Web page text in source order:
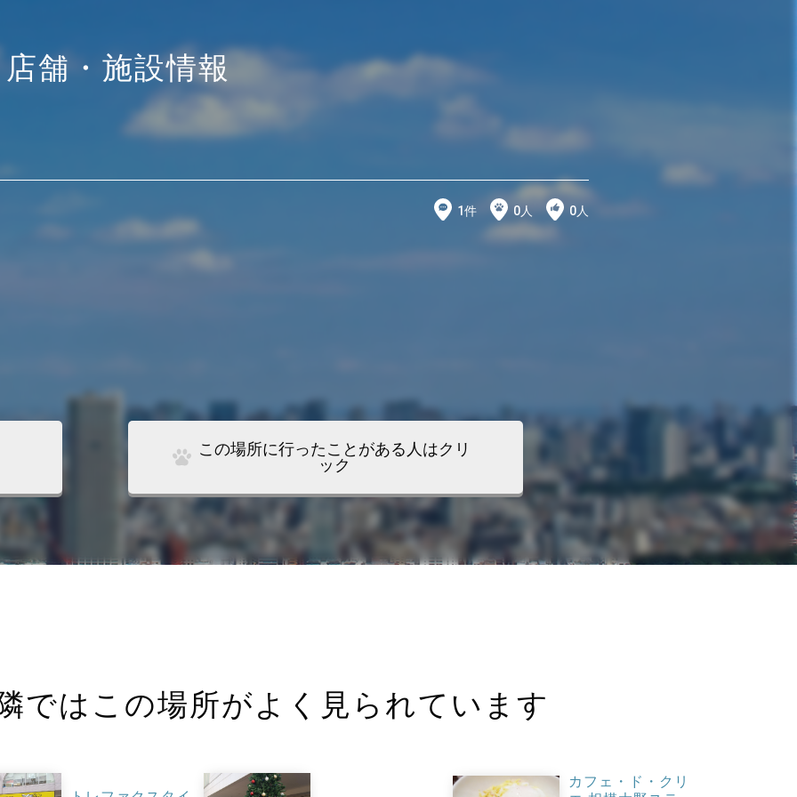
店舗・施設情報
1件 0人 0人
この場所に行ったことがある人はクリ
ック
ではこの場所がよく見られています
カフェ・ド・クリ